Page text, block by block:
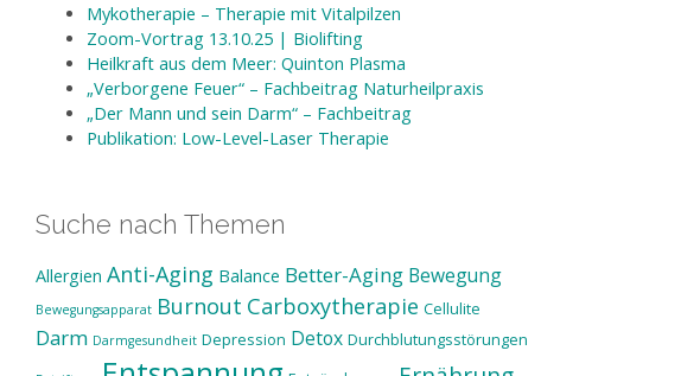
Mykotherapie – Therapie mit Vitalpilzen
Zoom-Vortrag 13.10.25 | Biolifting
Heilkraft aus dem Meer: Quinton Plasma
„Verborgene Feuer“ – Fachbeitrag Naturheilpraxis
„Der Mann und sein Darm“ – Fachbeitrag
Publikation: Low-Level-Laser Therapie
Suche nach Themen
Allergien Anti-Aging Balance Better-Aging Bewegung
Bewegungsapparat Burnout Carboxytherapie Cellulite
Darm Darmgesundheit Depression Detox Durchblutungsstörungen